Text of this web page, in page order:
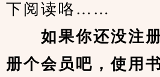
下阅读咯……
如果你还没注册
册个会员吧，使用